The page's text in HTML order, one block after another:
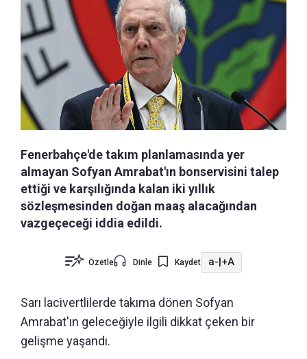
Fenerbahçe'de takım planlamasında yer
almayan Sofyan Amrabat'ın bonservisini talep
ettiği ve karşılığında kalan iki yıllık
sözleşmesinden doğan maaş alacağından
vazgeçeceği iddia edildi.
Özetle Dinle Kaydet a- +A
Sarı lacivertlilerde takıma dönen Sofyan
Amrabat'ın geleceğiyle ilgili dikkat çeken bir
gelişme yaşandı.